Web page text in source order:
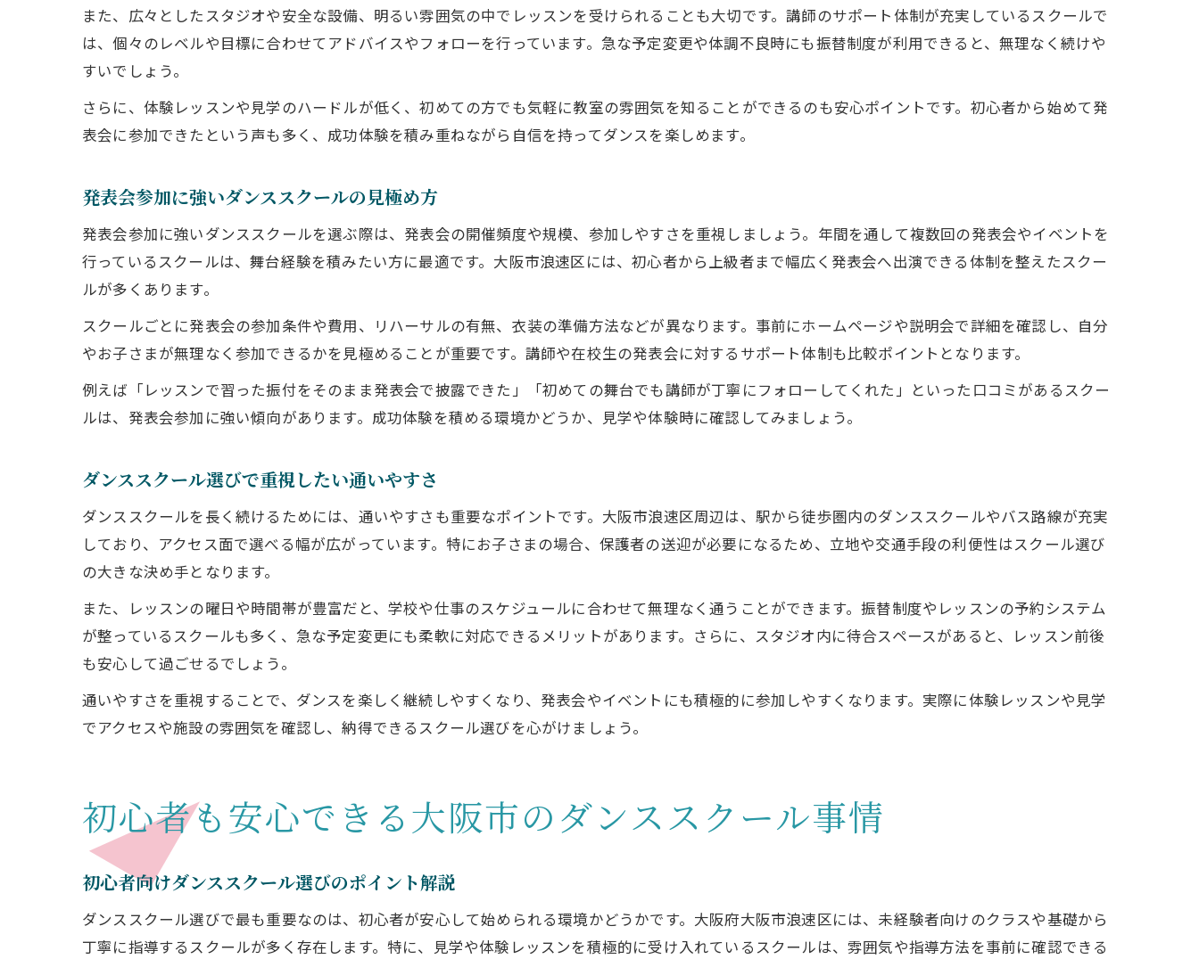
年齢別に楽しめるダンススクールのレッスン内容
キッズから大人まで幅広いダンスカリキュラム
ジャズやボカロも学べるダンススクールの魅力
少人数制で丁寧な指導が魅力のダンススクール
また、広々としたスタジオや安全な設備、明るい雰囲気の中でレッスンを受けられることも大切です。講師のサポート体制が充実しているスクールで
は、個々のレベルや目標に合わせてアドバイスやフォローを行っています。急な予定変更や体調不良時にも振替制度が利用できると、無理なく続けや
すいでしょう。
さらに、体験レッスンや見学のハードルが低く、初めての方でも気軽に教室の雰囲気を知ることができるのも安心ポイントです。初心者から始めて発
表会に参加できたという声も多く、成功体験を積み重ねながら自信を持ってダンスを楽しめます。
発表会参加に強いダンススクールの見極め方
発表会参加に強いダンススクールを選ぶ際は、発表会の開催頻度や規模、参加しやすさを重視しましょう。年間を通して複数回の発表会やイベントを
行っているスクールは、舞台経験を積みたい方に最適です。大阪市浪速区には、初心者から上級者まで幅広く発表会へ出演できる体制を整えたスクー
ルが多くあります。
スクールごとに発表会の参加条件や費用、リハーサルの有無、衣装の準備方法などが異なります。事前にホームページや説明会で詳細を確認し、自分
やお子さまが無理なく参加できるかを見極めることが重要です。講師や在校生の発表会に対するサポート体制も比較ポイントとなります。
例えば「レッスンで習った振付をそのまま発表会で披露できた」「初めての舞台でも講師が丁寧にフォローしてくれた」といった口コミがあるスクー
ルは、発表会参加に強い傾向があります。成功体験を積める環境かどうか、見学や体験時に確認してみましょう。
ダンススクール選びで重視したい通いやすさ
ダンススクールを長く続けるためには、通いやすさも重要なポイントです。大阪市浪速区周辺は、駅から徒歩圏内のダンススクールやバス路線が充実
しており、アクセス面で選べる幅が広がっています。特にお子さまの場合、保護者の送迎が必要になるため、立地や交通手段の利便性はスクール選び
の大きな決め手となります。
また、レッスンの曜日や時間帯が豊富だと、学校や仕事のスケジュールに合わせて無理なく通うことができます。振替制度やレッスンの予約システム
が整っているスクールも多く、急な予定変更にも柔軟に対応できるメリットがあります。さらに、スタジオ内に待合スペースがあると、レッスン前後
も安心して過ごせるでしょう。
通いやすさを重視することで、ダンスを楽しく継続しやすくなり、発表会やイベントにも積極的に参加しやすくなります。実際に体験レッスンや見学
でアクセスや施設の雰囲気を確認し、納得できるスクール選びを心がけましょう。
初心者も安心できる大阪市のダンススクール事情
初心者向けダンススクール選びのポイント解説
ダンススクール選びで最も重要なのは、初心者が安心して始められる環境かどうかです。大阪府大阪市浪速区には、未経験者向けのクラスや基礎から
丁寧に指導するスクールが多く存在します。特に、見学や体験レッスンを積極的に受け入れているスクールは、雰囲気や指導方法を事前に確認できる